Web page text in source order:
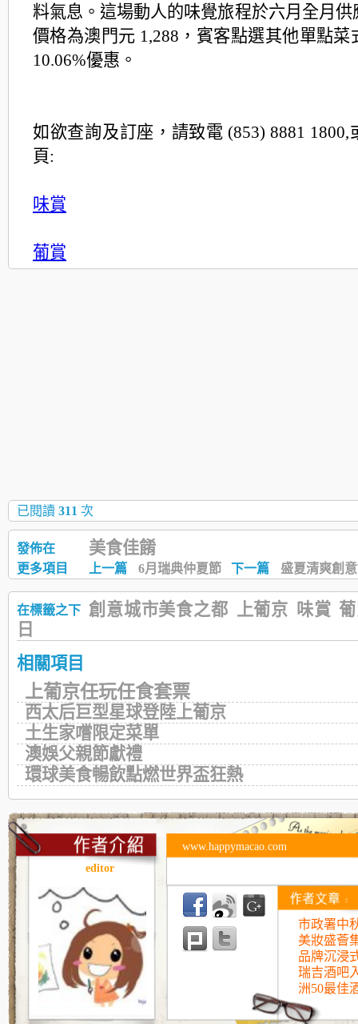
料氣息。這場動人的味覺旅程於六月全月供
價格為澳門元 1,288，賓客點選其他單點菜
10.06%優惠。
如欲查詢及訂座，請致電 (853) 8881 1800,
頁:
味賞
葡賞
已閱讀 311 次
發佈在 美食佳餚
更多項目 上一篇 6月瑞典仲夏節 下一篇 盛夏清爽創
在標籤之下 創意城市美食之都 上葡京 味賞
日
相關項目
上葡京任玩任食套票
西太后巨型星球登陸上葡京
土生家嚐限定菜單
澳娛父親節獻禮
環球美食暢飲點燃世界盃狂熱
editor
www.happymacao.com
市政署中
美妝盛薈
品牌沉浸
瑞吉酒吧
洲50最佳